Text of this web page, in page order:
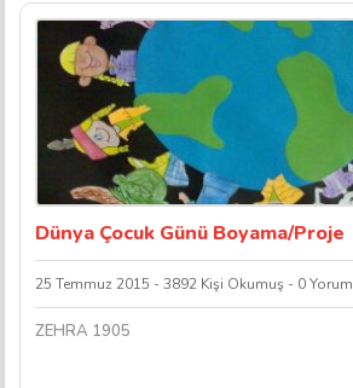
Dünya Çocuk Günü Boyama/Proje
25 Temmuz 2015 - 3892 Kişi Okumuş - 0 Yorum
ZEHRA 1905